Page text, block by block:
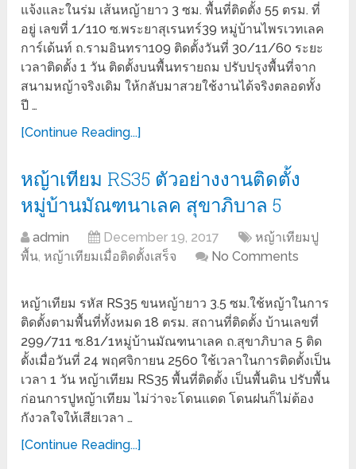
แจ้งและในร่ม เส้นหญ้ายาว 3 ซม. พื้นที่ติดตั้ง 55 ตรม. ที่
อยู่ เลขที่ 1/110 ซ.พระยาสุเรนทร์39 หมู่บ้านไพรเวทเลค
การ์เด้นท์ ถ.รามอินทรา109 ติดตั้งวันที่ 30/11/60 ระยะ
เวลาติดตั้ง 1 วัน ติดตั้งบนพื้นทรายถม ปรับปรุงพื้นที่จาก
สนามหญ้าจริงเดิม ให้กลับมาสวยใช้งานได้จริงตลอดทั้ง
ปี …
[Continue Reading...]
หญ้าเทียม RS35 ตัวอย่างงานติดตั้ง
หมู่บ้านมัณฑนาเลค สุขาภิบาล 5
admin December 19, 2017
หญ้าเทียมปู
พื้น, หญ้าเทียมเมื่อติดตั้งเสร็จ No Comments
หญ้าเทียม รหัส RS35 ขนหญ้ายาว 3.5 ซม.ใช้หญ้าในการ
ติดตั้งตามพื้นที่ทั้งหมด 18 ตรม. สถานที่ติดตั้ง บ้านเลขที่
299/711 ซ.81/1หมู่บ้านมัณฑนาเลค ถ.สุขาภิบาล 5 ติด
ตั้งเมื่อวันที่ 24 พฤศจิกายน 2560 ใช้เวลาในการติดตั้งเป็น
เวลา 1 วัน หญ้าเทียม RS35 พื้นที่ติดตั้ง เป็นพื้นดิน ปรับพื้น
ก่อนการปูหญ้าเทียม ไม่ว่าจะโดนแดด โดนฝนก็ไม่ต้อง
กังวลใจให้เสียเวลา …
[Continue Reading...]